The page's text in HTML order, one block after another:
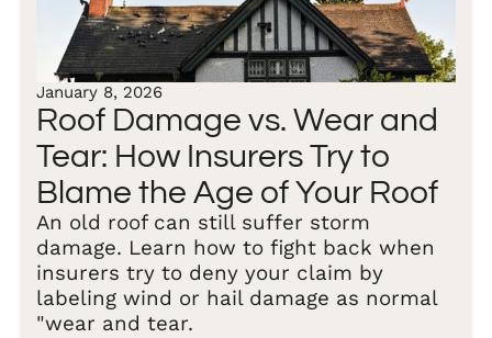
January 8, 2026
Roof Damage vs. Wear and
Tear: How Insurers Try to
Blame the Age of Your Roof
An old roof can still suffer storm
damage. Learn how to fight back when
insurers try to deny your claim by
labeling wind or hail damage as normal
"wear and tear.